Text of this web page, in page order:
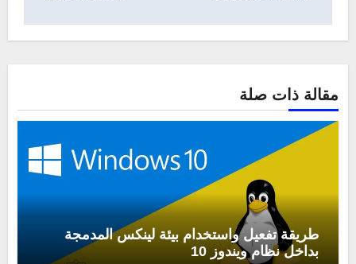
مقالة ذات صلة
طريقة تفعيل واستخدام بيئة لينكس المدمجة
بداخل نظام ويندوز 10